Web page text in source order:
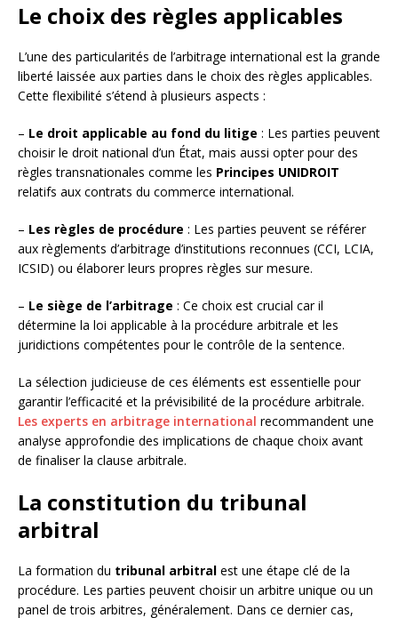
Le choix des règles applicables
L’une des particularités de l’arbitrage international est la grande
liberté laissée aux parties dans le choix des règles applicables.
Cette flexibilité s’étend à plusieurs aspects :
– Le droit applicable au fond du litige : Les parties peuvent
choisir le droit national d’un État, mais aussi opter pour des
règles transnationales comme les Principes UNIDROIT
relatifs aux contrats du commerce international.
– Les règles de procédure : Les parties peuvent se référer
aux règlements d’arbitrage d’institutions reconnues (CCI, LCIA,
ICSID) ou élaborer leurs propres règles sur mesure.
– Le siège de l’arbitrage : Ce choix est crucial car il
détermine la loi applicable à la procédure arbitrale et les
juridictions compétentes pour le contrôle de la sentence.
La sélection judicieuse de ces éléments est essentielle pour
garantir l’efficacité et la prévisibilité de la procédure arbitrale.
Les experts en arbitrage international recommandent une
analyse approfondie des implications de chaque choix avant
de finaliser la clause arbitrale.
La constitution du tribunal
arbitral
La formation du tribunal arbitral est une étape clé de la
procédure. Les parties peuvent choisir un arbitre unique ou un
panel de trois arbitres, généralement. Dans ce dernier cas,